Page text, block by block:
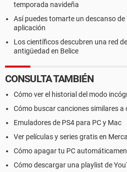
temporada navideña
Así puedes tomarte un descanso
aplicación
Los científicos descubren una red
antigüedad en Belice
CONSULTA TAMBIÉN
Cómo ver el historial del modo
Cómo buscar canciones similares a
Emuladores de PS4 para PC y Mac
Ver películas y series gratis en
Cómo apagar tu PC
Cómo descargar una playlist de